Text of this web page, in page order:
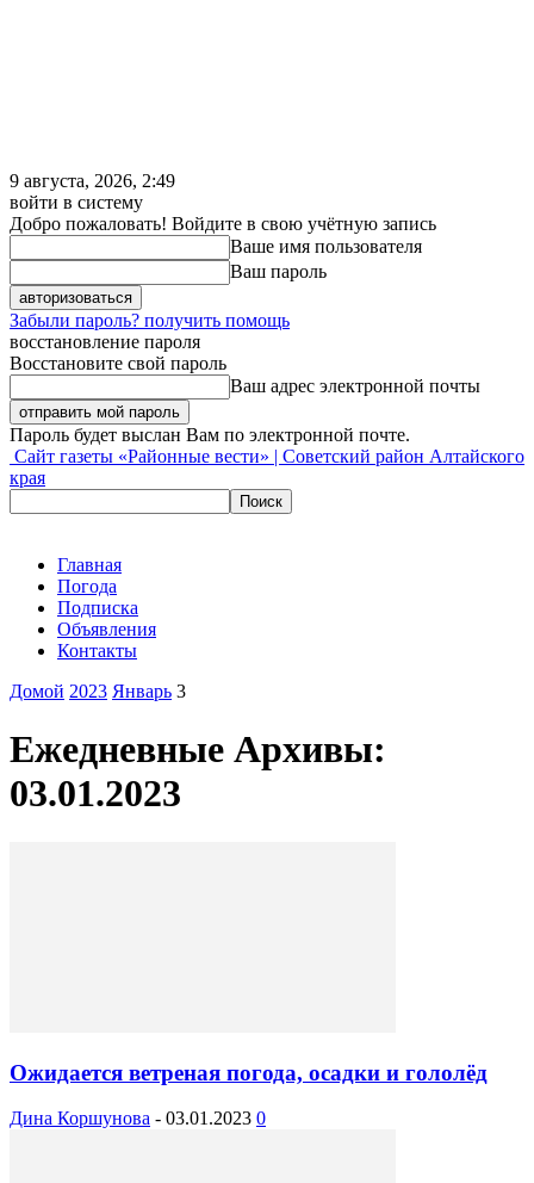
9 августа, 2026, 2:49
войти в систему
Добро пожаловать! Войдите в свою учётную запись
Ваше имя пользователя
Ваш пароль
Забыли пароль? получить помощь
восстановление пароля
Восстановите свой пароль
Ваш адрес электронной почты
Пароль будет выслан Вам по электронной почте.
Сайт газеты «Районные вести» | Советский район Алтайского
края
Главная
Погода
Подписка
Объявления
Контакты
Домой 2023 Январь 3
Ежедневные Архивы:
03.01.2023
Ожидается ветреная погода, осадки и гололёд
Дина Коршунова - 03.01.2023 0